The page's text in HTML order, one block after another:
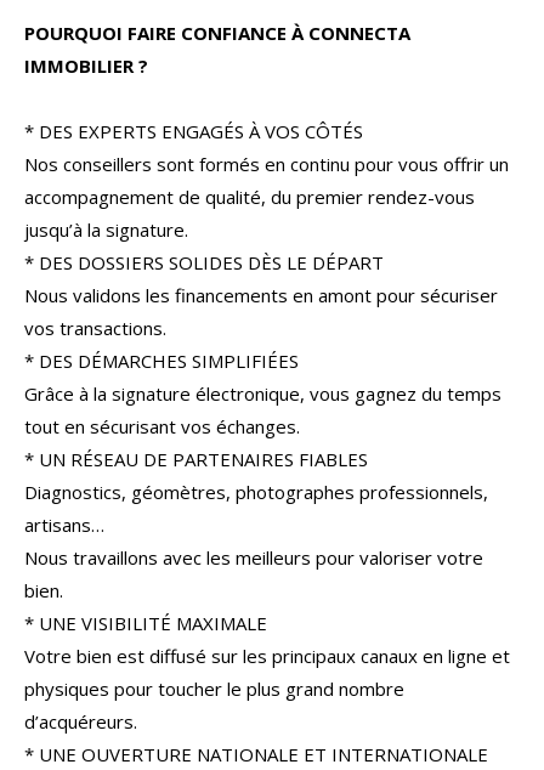
POURQUOI FAIRE CONFIANCE À CONNECTA
IMMOBILIER ?
* DES EXPERTS ENGAGÉS À VOS CÔTÉS
Nos conseillers sont formés en continu pour vous offrir un
accompagnement de qualité, du premier rendez-vous
jusqu’à la signature.
* DES DOSSIERS SOLIDES DÈS LE DÉPART
Nous validons les financements en amont pour sécuriser
vos transactions.
* DES DÉMARCHES SIMPLIFIÉES
Grâce à la signature électronique, vous gagnez du temps
tout en sécurisant vos échanges.
* UN RÉSEAU DE PARTENAIRES FIABLES
Diagnostics, géomètres, photographes professionnels,
artisans…
Nous travaillons avec les meilleurs pour valoriser votre
bien.
* UNE VISIBILITÉ MAXIMALE
Votre bien est diffusé sur les principaux canaux en ligne et
physiques pour toucher le plus grand nombre
d’acquéreurs.
* UNE OUVERTURE NATIONALE ET INTERNATIONALE
AFFINER LES CRITÈRES
FILTRER PAR
COUPS DE COEUR
NOUVEAUTÉS
RECHERCHER